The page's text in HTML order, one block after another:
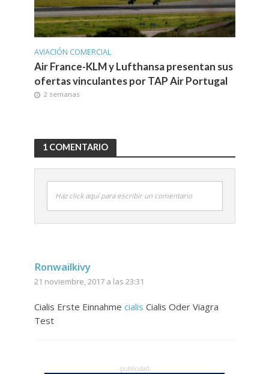
AVIACIÓN COMERCIAL
Air France-KLM y Lufthansa presentan sus
ofertas vinculantes por TAP Air Portugal
2 semanas
1 COMENTARIO
Haz click aquí para escribir un comentario
Ronwailkivy
21 noviembre, 2017 a las 23:31
Cialis Erste Einnahme cialis Cialis Oder Viagra
Test